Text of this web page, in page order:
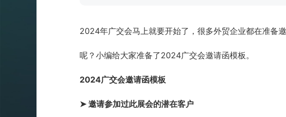
2024年广交会马上就要开始了，很多外贸企业都在准备
呢？小编给大家准备了2024广交会邀请函模板。
2024广交会邀请函模板
➤ 邀请参加过此展会的潜在客户